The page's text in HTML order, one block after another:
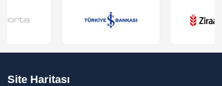
Site Haritası